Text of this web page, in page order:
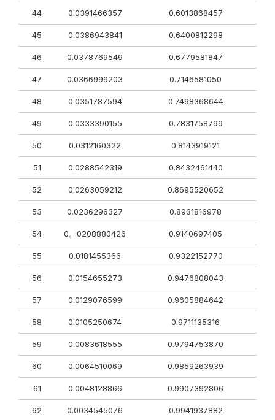
44 0.0391466357 0.6013868457
45 0.0386943841 0.6400812298
46 0.0378769549 0.6779581847
47 0.0366999203 0.7146581050
48 0.0351787594 0.7498368644
49 0.0333390155 0.7831758799
50 0.0312160322 0.8143919121
51 0.0288542319 0.8432461440
52 0.0263059212 0.8695520652
53 0.0236296327 0.8931816978
54 0。0208880426 0.9140697405
55 0.0181455366 0.9322152770
56 0.0154655273 0.9476808043
57 0.0129076599 0.9605884642
58 0.0105250674 0.9711135316
59 0.0083618555 0.9794753870
60 0.0064510069 0.9859263939
61 0.0048128866 0.9907392806
62 0.0034545076 0.9941937882